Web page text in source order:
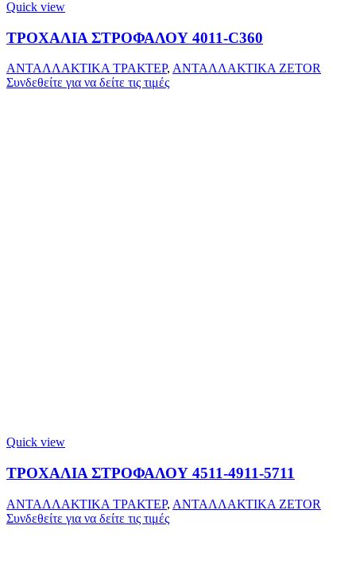
Quick view
ΤΡΟΧΑΛΙΑ ΣΤΡΟΦΑΛΟΥ 4011-C360
ΑΝΤΑΛΛΑΚΤΙΚΑ ΤΡΑΚΤΕΡ, ΑΝΤΑΛΛΑΚΤΙΚΑ ZETOR
Συνδεθείτε για να δείτε τις τιμές
Quick view
ΤΡΟΧΑΛΙΑ ΣΤΡΟΦΑΛΟΥ 4511-4911-5711
ΑΝΤΑΛΛΑΚΤΙΚΑ ΤΡΑΚΤΕΡ, ΑΝΤΑΛΛΑΚΤΙΚΑ ZETOR
Συνδεθείτε για να δείτε τις τιμές